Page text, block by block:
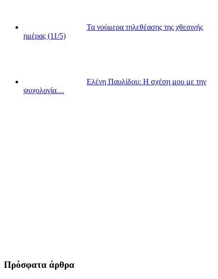
Τα νούμερα τηλεθέασης της χθεσινής
ημέρας (11/5)
Ελένη Παυλίδου: Η σχέση μου με την
ψυχολογία…
Πρόσφατα άρθρα